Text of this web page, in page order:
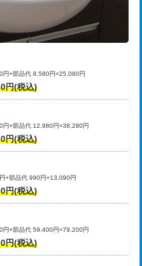
銅
)
44,000円
銅
)
し作
で） 55,000円
3ｍ超
作業）
掃・修
業）
11,000円
掃・修
業）
22,000円
掃・修
作業）
33,000円
キ
ッキ
16,500円+材料費
円+部品代 8,580円=25,080円
円(税込)
円+部品代 12,980円=38,280円
円(税込)
+部品代 990円=13,090円
円(税込)
円+部品代 59,400円=79,200円
円(税込)